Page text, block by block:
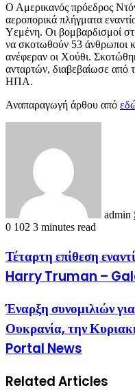
Ο Αμερικανός πρόεδρος
αεροπορικά πλήγματα
Υεμένη. Οι βομβαρδισμοί
να σκοτωθούν 53 άνθρωποι
ανέφεραν οι Χούθι.
ανταρτών, διαβεβαίωσε από
ΗΠΑ.
Αναπαραγωγή άρθου από
admin
0 102 3 minutes read
Τέταρτη επίθεση
Harry Truman –
Έναρξη συνομιλιών
Ουκρανία, την
Portal News
Related Articles